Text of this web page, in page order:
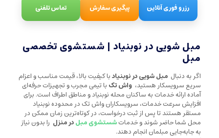
رزرو فوری آنلاین پیگیری سفارش تماس تلفنی
مبل شویی در نوبنیاد | شستشوی تخصصی
مبل
اگر به دنبال مبل شویی در نوبنیادبا کیفیت بالا، قیمت مناسب و اعزام
سریع سرویسکار هستید، واش تک با تیمی مجرب و تجهیزات حرفه‌ای
آماده ارائه خدمات به ساکنان محله نوبنیاد و مناطق اطراف است. برای
افزایش سرعت خدمات، سرویسکاران واش تک در محدوده نوبنیاد
مستقر هستند تا پس از ثبت درخواست، در کوتاه‌ترین زمان ممکن در
محل شما حاضر شوند و خدماتشستشوی مبلدر منزل را بدون نیاز
به جابه‌جایی مبلمان انجام دهند.